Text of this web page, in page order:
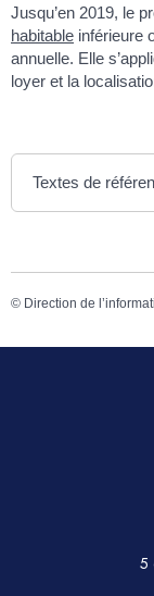
Jusqu’en 2019, le
habitable inférieure
annuelle. Elle
loyer et la
Textes de
© Direction de
5